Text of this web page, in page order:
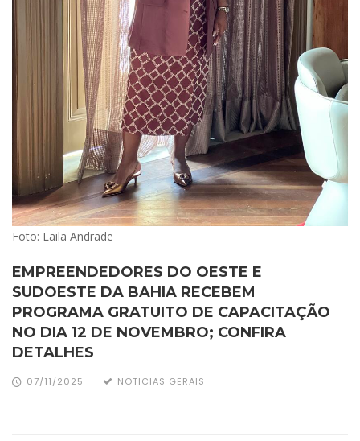
Foto: Laila Andrade
EMPREENDEDORES DO OESTE E
SUDOESTE DA BAHIA RECEBEM
PROGRAMA GRATUITO DE CAPACITAÇÃO
NO DIA 12 DE NOVEMBRO; CONFIRA
DETALHES
07/11/2025 NOTICIAS GERAIS